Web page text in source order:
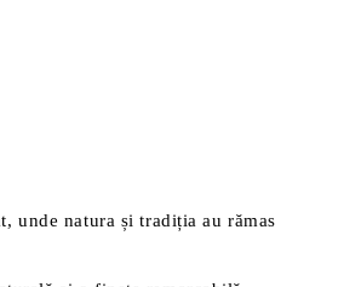
unde natura și tradiția au rămas